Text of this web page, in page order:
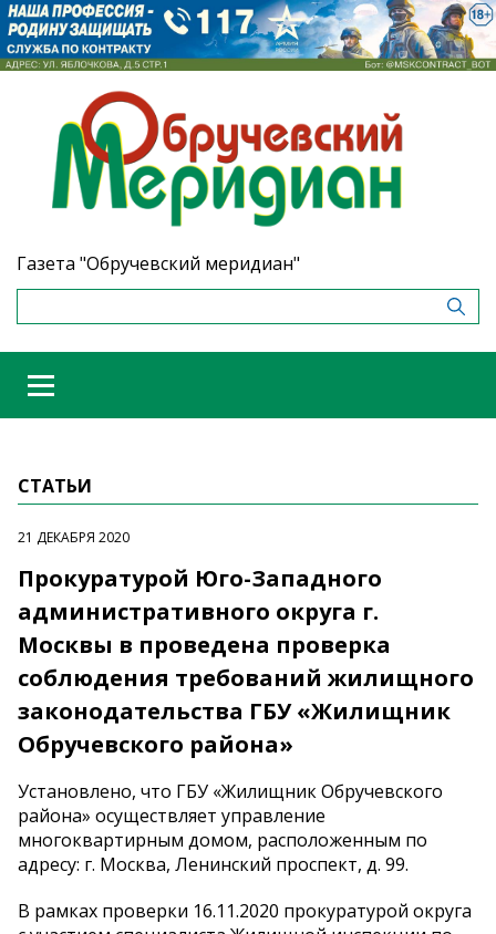
Газета "Обручевский меридиан"
СТАТЬИ
21 ДЕКАБРЯ 2020
Прокуратурой Юго-Западного
административного округа г.
Москвы в проведена проверка
соблюдения требований жилищного
законодательства ГБУ «Жилищник
Обручевского района»
Установлено, что ГБУ «Жилищник Обручевского
района» осуществляет управление
многоквартирным домом, расположенным по
адресу: г. Москва, Ленинский проспект, д. 99.
В рамках проверки 16.11.2020 прокуратурой округа